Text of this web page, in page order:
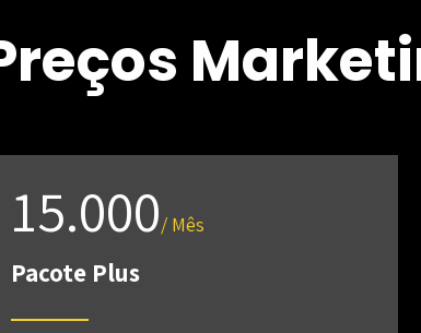
15.000/ Mês
Pacote Plus